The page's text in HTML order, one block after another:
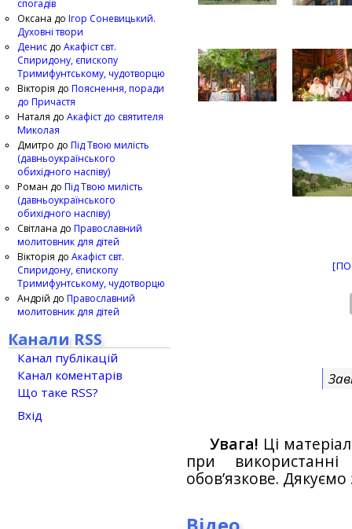
Увага! Ці
при
обов’язкове.
спогадів
Оксана до Ігор Соневицький.
Духовні твори
Денис до Акафіст свт.
Спиридону, єпископу
Тримифунтському, чудотворцю
Вікторія до Пояснення, поради
до Причастя
Наталя до Акафіст до святителя
Миколая
Дмитро до Під Твою милість
(давньоукраїнського
обихідного наспіву)
Роман до Під Твою милість
(давньоукраїнського
обихідного наспіву)
Світлана до Православний
молитовник для дітей
Вікторія до Акафіст свт.
Спиридону, єпископу
Тримифунтському, чудотворцю
Андрій до Православний
молитовник для дітей
Канали RSS
Канал публікацій
Канал коментарів
Що таке RSS?
Вхід